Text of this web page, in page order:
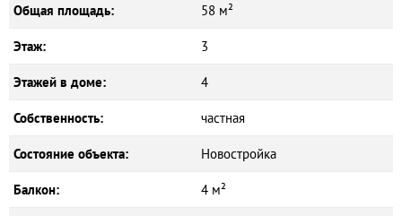
Общая площадь: 58 м²
Этаж: 3
Этажей в доме: 4
Собственность: частная
Состояние объекта: Новостройка
Балкон: 4 м²